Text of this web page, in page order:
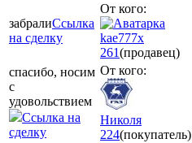
забралиСсылка
на сделку
От кого:
kae777x
261(продавец)
спасибо, носим
с
удовольствием
Ссылка на
сделку
От кого:
Николя
224(покупатель)